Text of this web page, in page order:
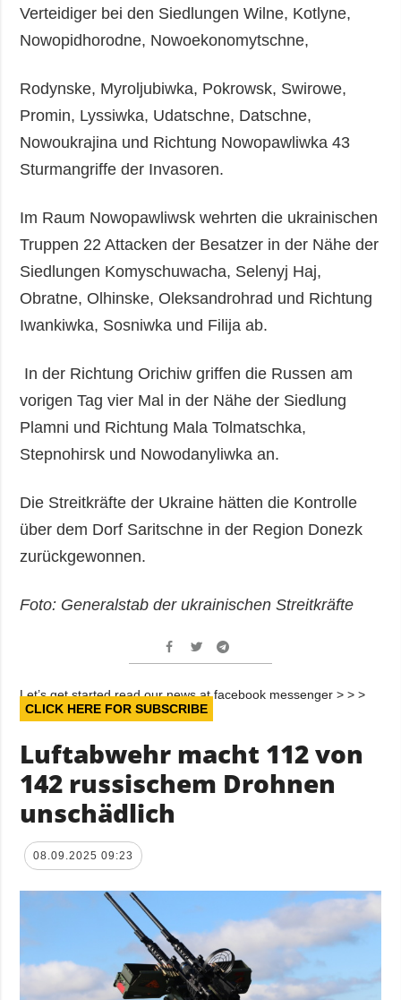
Verteidiger bei den Siedlungen Wilne, Kotlyne,
Nowopidhorodne, Nowoekonomytschne,
Rodynske, Myroljubiwka, Pokrowsk, Swirowe,
Promin, Lyssiwka, Udatschne, Datschne,
Nowoukrajina und Richtung Nowopawliwka 43
Sturmangriffe der Invasoren.
Im Raum Nowopawliwsk wehrten die ukrainischen
Truppen 22 Attacken der Besatzer in der Nähe der
Siedlungen Komyschuwacha, Selenyj Haj,
Obratne, Olhinske, Oleksandrohrad und Richtung
Iwankiwka, Sosniwka und Filija ab.
In der Richtung Orichiw griffen die Russen am
vorigen Tag vier Mal in der Nähe der Siedlung
Plamni und Richtung Mala Tolmatschka,
Stepnohirsk und Nowodanyliwka an.
Die Streitkräfte der Ukraine hätten die Kontrolle
über dem Dorf Saritschne in der Region Donezk
zurückgewonnen.
Foto: Generalstab der ukrainischen Streitkräfte
Let’s get started read our news at facebook messenger > > >
CLICK HERE FOR SUBSCRIBE
Luftabwehr macht 112 von
142 russischem Drohnen
unschädlich
08.09.2025 09:23